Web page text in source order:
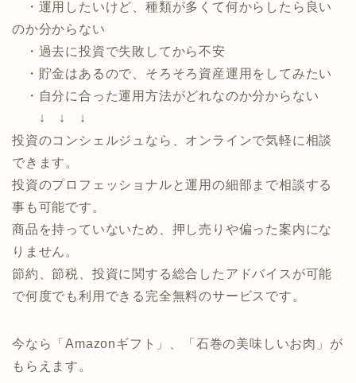
「投資のコンシェルジュ」！今なら面談でAmazon
ギフト最大60,000円分プレゼント！
以下のお悩みがある方におすすめのサービスです。
・運用したいけど、種類が多くて何からしたら良い
・自分に合った運用方法がどれなのか分からない
投資のコンシェルジュなら、オンラインで気軽に相談
事も可能です。
節約、節税、投資に関する総合したアドバイスが可能
で何度でも利用できる完全無料のサービスです。